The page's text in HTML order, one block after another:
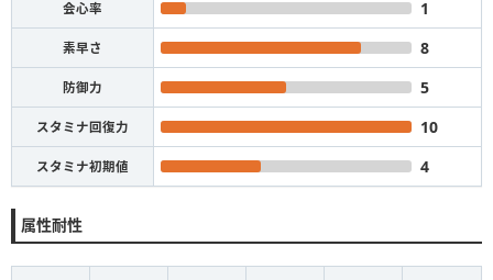
会心率 1
素早さ 8
防御力 5
スタミナ回復力 10
スタミナ初期値 4
属性耐性